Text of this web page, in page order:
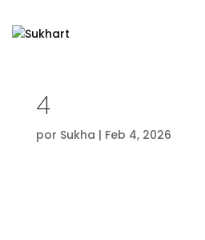
4
por Sukha | Feb 4, 2026